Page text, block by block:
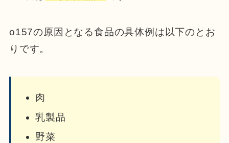
o157の原因となる食品の具体例は以下のとお
りです。
肉
乳製品
野菜